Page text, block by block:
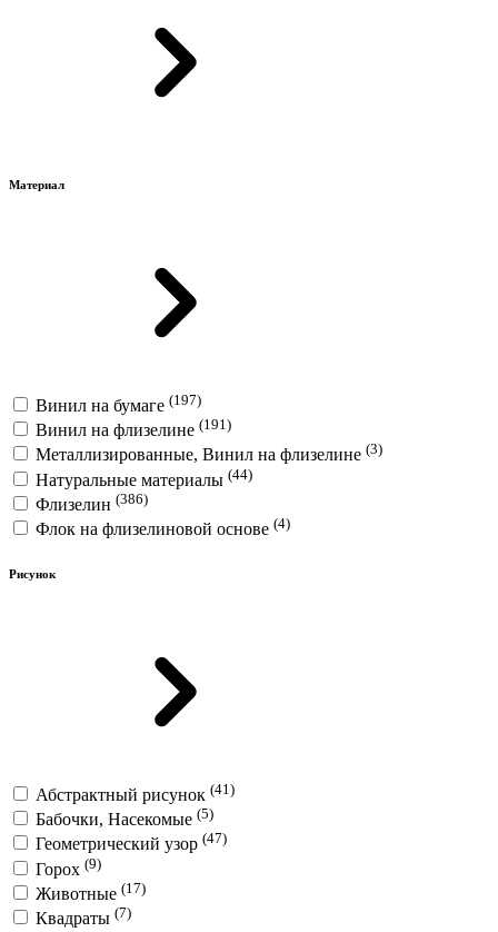
Материал
Винил на бумаге (197)
Винил на флизелине (191)
Металлизированные, Винил на флизелине (3)
Натуральные материалы (44)
Флизелин (386)
Флок на флизелиновой основе (4)
Рисунок
Абстрактный рисунок (41)
Бабочки, Насекомые (5)
Геометрический узор (47)
Горох (9)
Животные (17)
Квадраты (7)